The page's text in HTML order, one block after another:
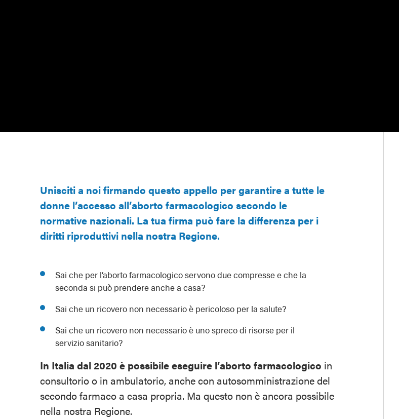
Unisciti a noi firmando questo appello per garantire a tutte le
donne l’accesso all’aborto farmacologico secondo le
normative nazionali. La tua firma può fare la differenza per i
diritti riproduttivi nella nostra Regione.
Sai che per l’aborto farmacologico servono due compresse e che la
seconda si può prendere anche a casa?
Sai che un ricovero non necessario è pericoloso per la salute?
Sai che un ricovero non necessario è uno spreco di risorse per il
servizio sanitario?
In Italia dal 2020 è possibile eseguire l’aborto farmacologico in
consultorio o in ambulatorio, anche con autosomministrazione del
secondo farmaco a casa propria. Ma questo non è ancora possibile
nella nostra Regione.